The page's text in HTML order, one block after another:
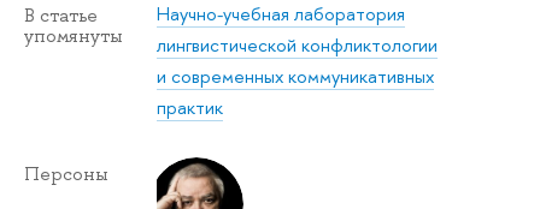
В статье
упомянуты
Научно-учебная лаборатория
лингвистической конфликтологии
и современных коммуникативных
практик
Персоны